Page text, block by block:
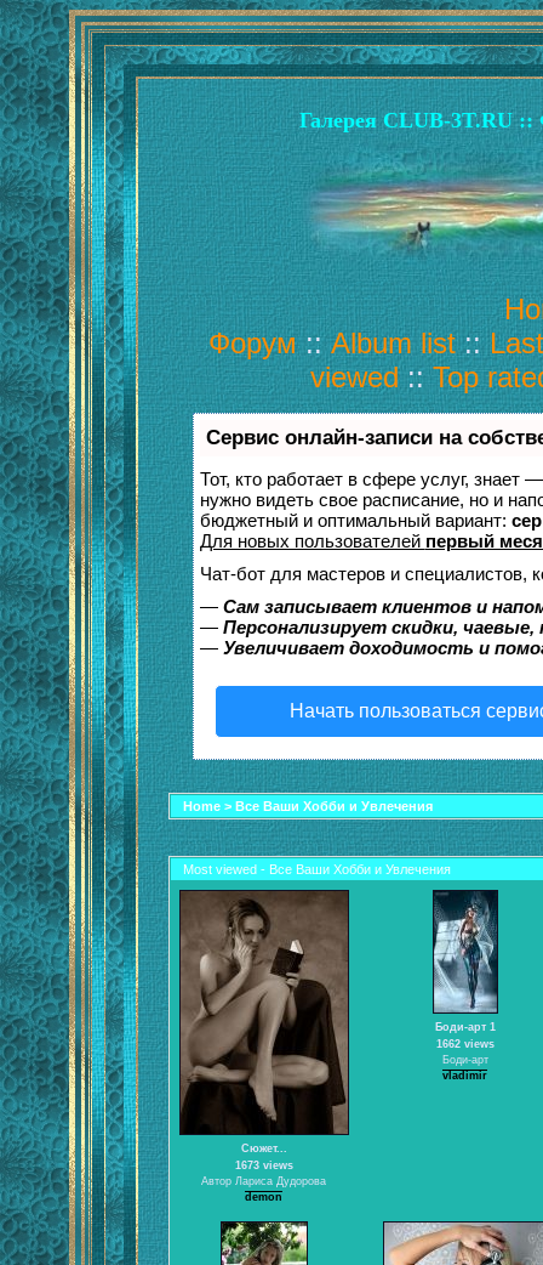
Галерея CLUB-3T.RU ::
Форум::Album list::
viewed::Top
Сервис онлайн-записи на
Тот, кто работает в сфере услуг, знает
нужно видеть свое расписание, но и
бюджетный и оптимальный вариант:
Для новых пользователей первый
Чат-бот для мастеров и специалистов,
— Сам записывает клиентов и
— Персонализирует скидки,
— Увеличивает доходимость и
Начать пользоваться
Home> Все Ваши Хобби и Увлечения
Most viewed - Все Ваши Хобби и Увлечения
Сюжет...
1673 views
Автор Лариса Дудорова
demon
Боди-арт 1
1662 views
Боди-арт
vladimir